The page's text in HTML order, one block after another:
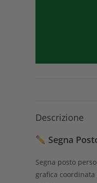
Descrizione
Segna
Segna posto
grafica